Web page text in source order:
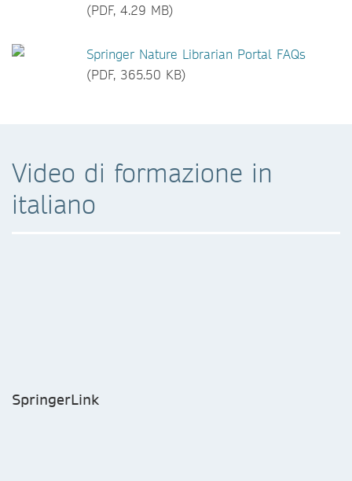
(PDF, 4.29 MB)
Springer Nature Librarian Portal FAQs
(PDF, 365.50 KB)
Video di formazione in
italiano
SpringerLink